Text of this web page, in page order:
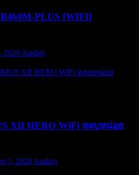
PLUS [WIFI]
2020 Audigy
XII HERO WiFi หลบหน่อย
5, 2020Audigy